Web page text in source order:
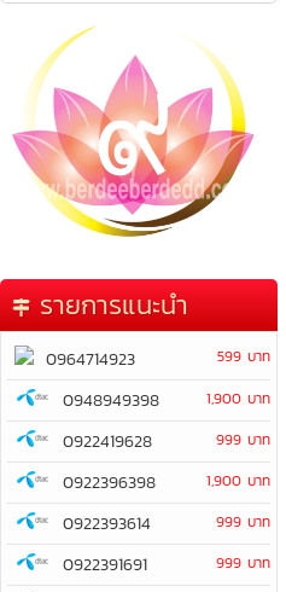
รายการแนะนำ
0964714923 599 บาท
0948949398 1,900 บาท
0922419628 999 บาท
0922396398 1,900 บาท
0922393614 999 บาท
0922391691 999 บาท